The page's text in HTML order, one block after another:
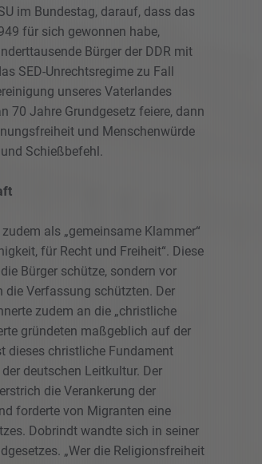
im Bundestag, darauf, dass das
für sich gewonnen habe,
Bürger der DDR mit
SED-Unrechtsregime zu Fall
unseres Vaterlandes
70 Jahre Grundgesetz feiere, dann
und Menschenwürde
Schießbefehl.
als „gemeinsame Klammer“
für Recht und Freiheit“. Diese
Bürger schütze, sondern vor
die Verfassung schützten. Der
zudem an die „christliche
gründeten maßgeblich auf der
dieses christliche Fundament
deutschen Leitkultur. Der
die Verankerung der
forderte von Migranten eine
Dobrindt wandte sich in seiner
„Wer die Religionsfreiheit